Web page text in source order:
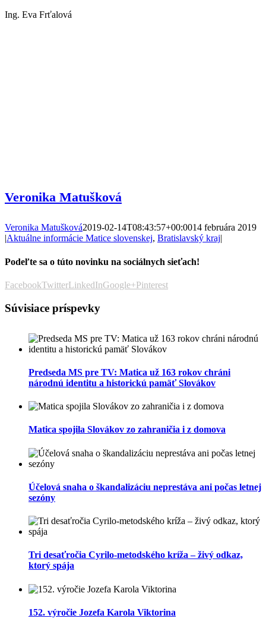
Ing. Eva Frťalová
Veronika Matušková
Veronika Matušková2019-02-14T08:43:57+00:0014 februára 2019
|Aktuálne informácie Matice slovenskej, Bratislavský kraj|
Podeľte sa o túto novinku na sociálnych sieťach!
FacebookTwitterLinkedInGoogle+Pinterest
Súvisiace príspevky
Predseda MS pre TV: Matica už 163 rokov chráni
národnú identitu a historickú pamäť Slovákov
Matica spojila Slovákov zo zahraničia i z domova
Účelová snaha o škandalizáciu neprestáva ani počas letnej
sezóny
Tri desaťročia Cyrilo-metodského kríža – živý odkaz,
ktorý spája
152. výročie Jozefa Karola Viktorina